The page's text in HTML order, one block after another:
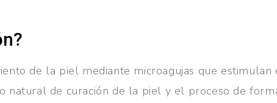
de la piel mediante microagujas que
natural de curación de la piel y el proceso de